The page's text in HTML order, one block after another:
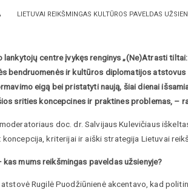
LIETUVAI REIKŠMINGAS KULTŪROS PAVELDAS
lankytojų centre įvykęs renginys „(Ne)Atrasti
bendruomenės ir kultūros diplomatijos
eigą bei pristatyti naują, šiai dienai
srities koncepcines ir praktines problemas, –
doc. dr. Salvijaus Kulevičiaus
koncepcija, kriterijai ir aiški strategija Lietuvai
mums reikšmingas paveldas užsienyje?
Rugilė Puodžiūnienė akcentavo, kad